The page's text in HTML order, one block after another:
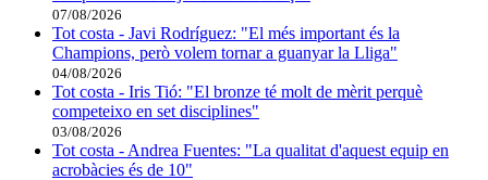
07/08/2026
Tot costa - Javi Rodríguez: "El més important és la
Champions, però volem tornar a guanyar la Lliga"
04/08/2026
Tot costa - Iris Tió: "El bronze té molt de mèrit perquè
competeixo en set disciplines"
03/08/2026
Tot costa - Andrea Fuentes: "La qualitat d'aquest equip en
acrobàcies és de 10"